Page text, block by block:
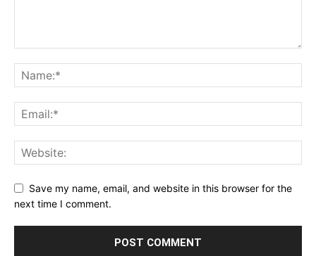
Save my name, email, and website in this browser for the
next time I comment.